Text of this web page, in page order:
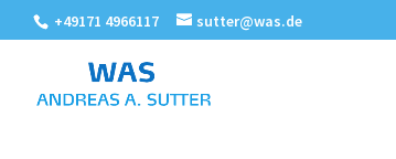
+49171 4966117 sutter@was.de